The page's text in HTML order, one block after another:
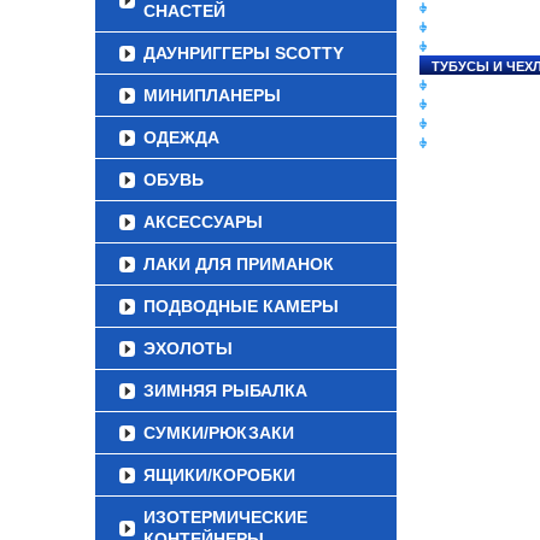
СНАСТЕЙ
ДАУНРИГГЕРЫ SCOTTY
МИНИПЛАНЕРЫ
ОДЕЖДА
ОБУВЬ
АКСЕССУАРЫ
ЛАКИ ДЛЯ ПРИМАНОК
ПОДВОДНЫЕ КАМЕРЫ
ЭХОЛОТЫ
ЗИМНЯЯ РЫБАЛКА
СУМКИ/РЮКЗАКИ
ЯЩИКИ/КОРОБКИ
ИЗОТЕРМИЧЕСКИЕ
ТУБУСЫ И